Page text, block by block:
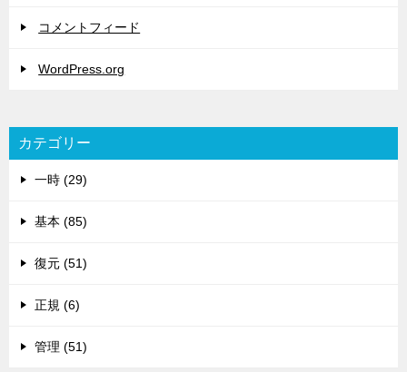
コメントフィード
WordPress.org
カテゴリー
一時 (29)
基本 (85)
復元 (51)
正規 (6)
管理 (51)